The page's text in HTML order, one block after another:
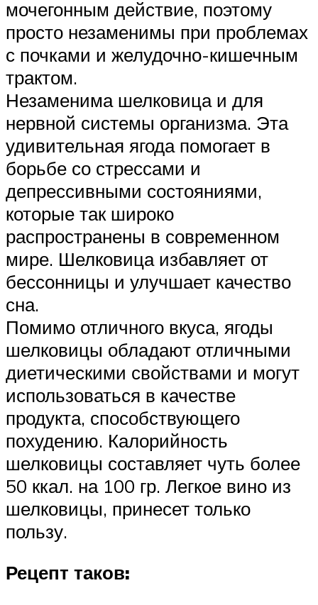
мочегонным действие, поэтому
просто незаменимы при проблемах
с почками и желудочно-кишечным
трактом.
Незаменима шелковица и для
нервной системы организма. Эта
удивительная ягода помогает в
борьбе со стрессами и
депрессивными состояниями,
которые так широко
распространены в современном
мире. Шелковица избавляет от
бессонницы и улучшает качество
сна.
Помимо отличного вкуса, ягоды
шелковицы обладают отличными
диетическими свойствами и могут
использоваться в качестве
продукта, способствующего
похудению. Калорийность
шелковицы составляет чуть более
50 ккал. на 100 гр. Легкое вино из
шелковицы, принесет только
пользу.
Рецепт таков: